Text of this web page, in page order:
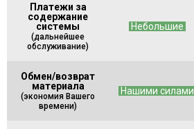
Платежи за
содержание
системы
(дальнейшее
обслуживание)
Небольшие
Обмен/возврат
материала
(экономия Вашего
времени)
Нашими силами